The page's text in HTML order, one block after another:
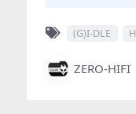
(G)I-DLE
ZERO-HIFI